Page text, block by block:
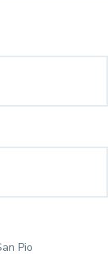
Pio